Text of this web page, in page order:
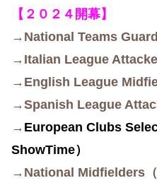
【２０２４開幕】
→National Teams
→Italian League
→English League
→Spanish League
→ European Clubs
ShowTime）
→National Midfielders（